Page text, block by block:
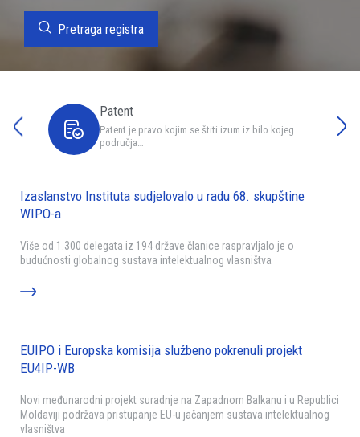
Pretraga registra
Patent
Patent je pravo kojim se štiti izum iz bilo kojeg
područja…
Izaslanstvo Instituta sudjelovalo u radu 68. skupštine
WIPO-a
Više od 1.300 delegata iz 194 države članice raspravljalo je o
budućnosti globalnog sustava intelektualnog vlasništva
EUIPO i Europska komisija službeno pokrenuli projekt
EU4IP-WB
Novi međunarodni projekt suradnje na Zapadnom Balkanu i u Republici
Moldaviji podržava pristupanje EU-u jačanjem sustava intelektualnog
vlasništva